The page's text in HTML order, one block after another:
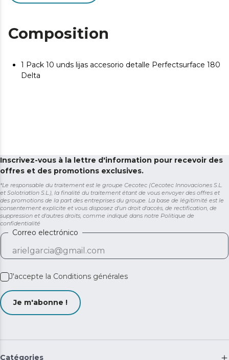
Composition
1 Pack 10 unds lijas accesorio detalle Perfectsurface 180
Delta
Inscrivez-vous à la lettre d'information pour recevoir des
offres et des promotions exclusives.
*Le responsable du traitement est le groupe Cecotec (Cecotec Innovaciones S.L.
et Solotriatlon S.L.), la finalité du traitement étant de vous envoyer des offres et
des promotions de la part des entreprises du groupe. La base de légitimité est le
consentement explicite et vous disposez d'un droit d'accès, de rectification, de
suppression et d'autres droits, comme indiqué dans notre Politique de
confidentialité
Correo electrónico
J'accepte la Conditions générales
Je m'abonne !
Catégories